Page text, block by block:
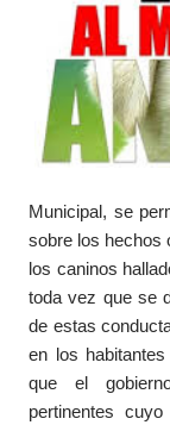
Municipal, se
sobre los hechos
los caninos
toda vez que se
de estas
en los
que el
pertinentes